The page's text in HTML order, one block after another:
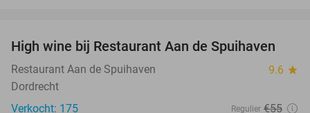
33%
High wine bij Restaurant Aan de Spuihaven
Restaurant Aan de Spuihaven 9.6 star
Dordrecht
Verkocht: 175
Regulier €55